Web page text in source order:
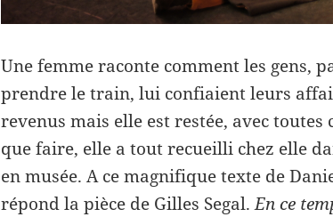
Une femme raconte comment les gens,
prendre le train, lui confiaient leurs
revenus mais elle est restée, avec toutes
que faire, elle a tout recueilli chez elle
en musée. A ce magnifique texte de
répond la pièce de Gilles Segal.En ce